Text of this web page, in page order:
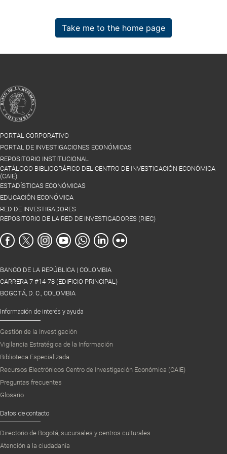
Take me to the home page
PORTAL CORPORATIVO
PORTAL DE INVESTIGACIONES ECONÓMICAS
REPOSITORIO INSTITUCIONAL
CATÁLOGO BIBLIOGRÁFICO DEL CENTRO DE INVESTIGACIÓN ECONÓMICA
(CAIE)
ESTADÍSTICAS ECONÓMICAS
EDUCACIÓN ECONÓMICA
RED DE INVESTIGADORES
REPOSITORIO DE LA RED DE INVESTIGADORES (RIEC)
BANCO DE LA REPÚBLICA | COLOMBIA
CARRERA 7 #14-78 (EDIFICIO PRINCIPAL)
BOGOTÁ, D. C., COLOMBIA
Información de interés y ayuda
Gestión de la Investigación
Vigilancia Estratégica de la Información
Biblioteca Especializada
Recursos Electrónicos Centro de Investigación Económica (CAIE)
Preguntas frecuentes
Glosario
Datos de contacto
Directorio de Bogotá, sucursales y centros culturales
Atención a la ciudadanía